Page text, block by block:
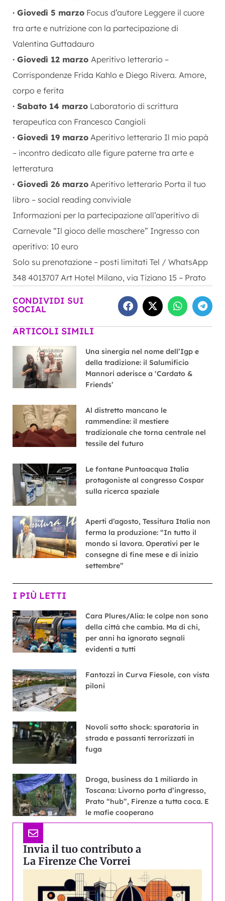
· Giovedì 5 marzo Focus d’autore Leggere il cuore
tra arte e nutrizione con la partecipazione di
Valentina Guttadauro
· Giovedì 12 marzo Aperitivo letterario –
Corrispondenze Frida Kahlo e Diego Rivera. Amore,
corpo e ferita
· Sabato 14 marzo Laboratorio di scrittura
terapeutica con Francesco Cangioli
· Giovedì 19 marzo Aperitivo letterario Il mio papà
– incontro dedicato alle figure paterne tra arte e
letteratura
· Giovedì 26 marzo Aperitivo letterario Porta il tuo
libro – social reading conviviale
Informazioni per la partecipazione all’aperitivo di
Carnevale “Il gioco delle maschere” Ingresso con
aperitivo: 10 euro
Solo su prenotazione – posti limitati Tel / WhatsApp
348 4013707 Art Hotel Milano, via Tiziano 15 – Prato
CONDIVIDI SUI
SOCIAL
ARTICOLI SIMILI
Una sinergia nel nome dell’Igp e
della tradizione: il Salumificio
Mannori aderisce a ‘Cardato &
Friends’
Al distretto mancano le
rammendine: il mestiere
tradizionale che torna centrale nel
tessile del futuro
Le fontane Puntoacqua Italia
protagoniste al congresso Cospar
sulla ricerca spaziale
Aperti d’agosto, Tessitura Italia non
ferma la produzione: “In tutto il
mondo si lavora. Operativi per le
consegne di fine mese e di inizio
settembre”
I PIÙ LETTI
Cara Plures/Alia: le colpe non sono
della città che cambia. Ma di chi,
per anni ha ignorato segnali
evidenti a tutti
Fantozzi in Curva Fiesole, con vista
piloni
Novoli sotto shock: sparatoria in
strada e passanti terrorizzati in
fuga
Droga, business da 1 miliardo in
Toscana: Livorno porta d’ingresso,
Prato “hub”, Firenze a tutta coca. E
le mafie cooperano
Invia il tuo contributo a
La Firenze Che Vorrei